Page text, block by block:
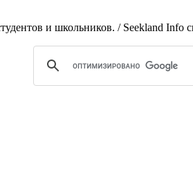
и школьников. / Seekland Info